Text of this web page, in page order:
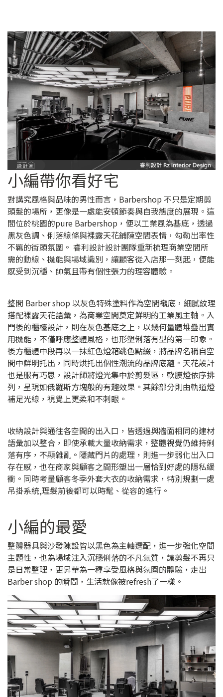
小編帶你看好宅
對講究風格與品味的男性而言，Barbershop 不只是定期剪
頭髮的場所，更像是一處能安頓節奏與自我態度的展現。這
間位於桃園的pure Barbershop，便以工業風為基底，透過
黑灰色調、俐落線條與裸露天花鋪陳空間表情，勾勒出率性
不羈的街頭氛圍。 睿利設計設計團隊重新梳理商業空間所
需的動線、機能與場域識別，讓顧客從入店那一刻起，便能
感受到沉穩、帥氣且帶有個性張力的理容體驗。
整間 Barber shop 以灰色特殊塗料作為空間襯底，細膩紋理
搭配裸露天花語彙，為商業空間奠定鮮明的工業風主軸。入
門後的櫃檯設計，則在灰色基底之上，以幾何量體堆疊出實
用機能，不僅呼應整體風格，也形塑俐落有型的第一印象。
後方櫃體中段再以一抹紅色燈箱跳色點綴，將品牌名稱自空
間中鮮明托出，同時烘托出個性潮流的品牌底蘊。天花設計
也是服有巧思，設計師將燈光集中於剪髮區，軟膜燈依序排
列，呈現如俄羅斯方塊般的有趣效果。其餘部分則由軌道燈
補足光線，視覺上更柔和不刺眼。
收納設計與通往各空間的出入口，皆透過與牆面相同的建材
語彙加以整合，即使承載大量收納需求，整體視覺仍維持俐
落有序，不顯雜亂。隱藏門片的處理，則進一步弱化出入口
存在感，也在商家與顧客之間形塑出一層恰到好處的隱私緩
衝。同時考量顧客冬季外套大衣的收納需求，特別規劃一處
吊掛系統,理髮前後都可以時髦、從容的進行。
小編的最愛
整體器具與沙發陳設皆以黑色為主軸選配，進一步強化空間
主題性，也為場域注入沉穩俐落的不凡氣質，讓剪髮不再只
是日常整理，更昇華為一種享受風格與氛圍的體驗，走出
Barber shop 的瞬間，生活就像被refresh了一樣。